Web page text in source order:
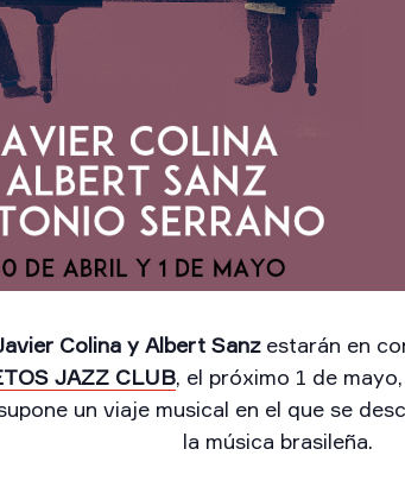
Colina y Albert Sanz estarán en
JAZZ CLUB, el próximo 1 de
un viaje musical en el que se
la música brasileña.